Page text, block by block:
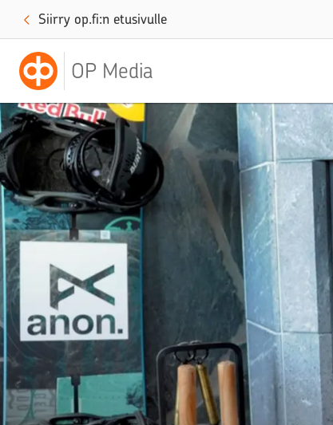
Siirry op.fi:n etusivulle
OP Media